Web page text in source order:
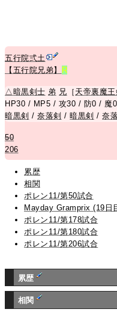
五行院弍土
【五行院兄弟】
R
△暗黒剣士 弟 兄 ［ 天帝裏魔王
HP30 / MP5 / 攻30 / 防0 / 魔
暗黒剣 /奈落剣 /暗黒剣 /奈
50
206
累歴
相関
ポレン11/第50試合
Mayday Gramprix (19日
ポレン11/第178試合
ポレン11/第180試合
ポレン11/第206試合
累歴
相関